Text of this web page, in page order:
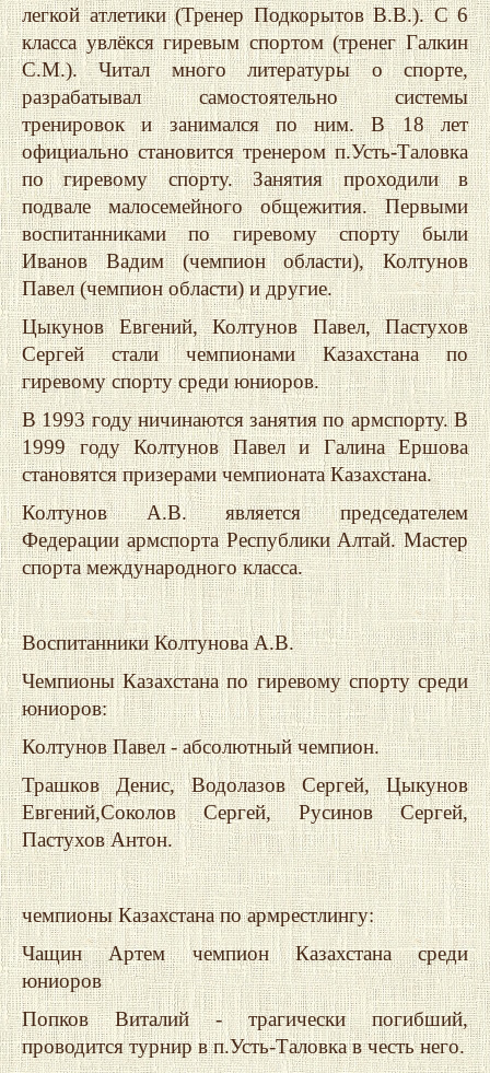
легкой атлетики (Тренер Подкорытов В.В.). С 6
класса увлёкся гиревым спортом (тренег Галкин
С.М.). Читал много литературы о спорте,
разрабатывал самостоятельно системы
тренировок и занимался по ним. В 18 лет
официально становится тренером п.Усть-Таловка
по гиревому спорту. Занятия проходили в
подвале малосемейного общежития. Первыми
воспитанниками по гиревому спорту были
Иванов Вадим (чемпион области), Колтунов
Павел (чемпион области) и другие.
Цыкунов Евгений, Колтунов Павел, Пастухов
Сергей стали чемпионами Казахстана по
гиревому спорту среди юниоров.
В 1993 году ничинаются занятия по армспорту. В
1999 году Колтунов Павел и Галина Ершова
становятся призерами чемпионата Казахстана.
Колтунов А.В. является председателем
Федерации армспорта Республики Алтай. Мастер
спорта международного класса.
Воспитанники Колтунова А.В.
Чемпионы Казахстана по гиревому спорту среди
юниоров:
Колтунов Павел - абсолютный чемпион.
Трашков Денис, Водолазов Сергей, Цыкунов
Евгений,Соколов Сергей, Русинов Сергей,
Пастухов Антон.
чемпионы Казахстана по армрестлингу:
Чащин Артем чемпион Казахстана среди
юниоров
Попков Виталий - трагически погибший,
проводится турнир в п.Усть-Таловка в честь него.